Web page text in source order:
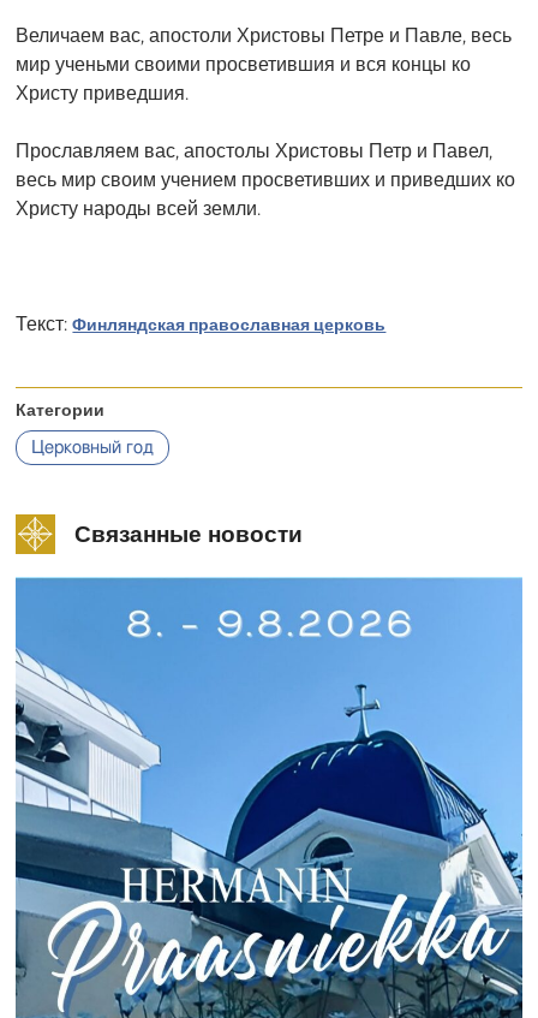
Величаем вас, апостоли Христовы Петре и Павле, весь
мир ученьми своими просветившия и вся концы ко
Христу приведшия.
Прославляем вас, апостолы Христовы Петр и Павел,
весь мир своим учением просветивших и приведших ко
Христу народы всей земли.
Текст:Финляндская православная церковь
Категории
Церковный год
Связанные новости